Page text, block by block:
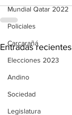
Mundial Qatar 2022
Policiales
Carcarañá
Elecciones 2023
Andino
Sociedad
Legislatura
Entradas recientes